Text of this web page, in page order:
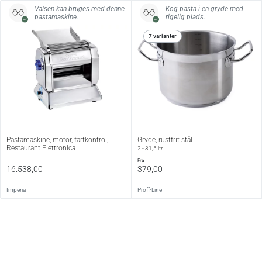
Valsen kan bruges med denne
pastamaskine.
Pastamaskine, motor, fartkontrol,
Restaurant Elettronica
16.538,00
Imperia
Kog pasta i en gryde med
rigelig plads.
7 varianter
Gryde, rustfrit stål
2 - 31,5 ltr
fra
379,00
Proff-Line